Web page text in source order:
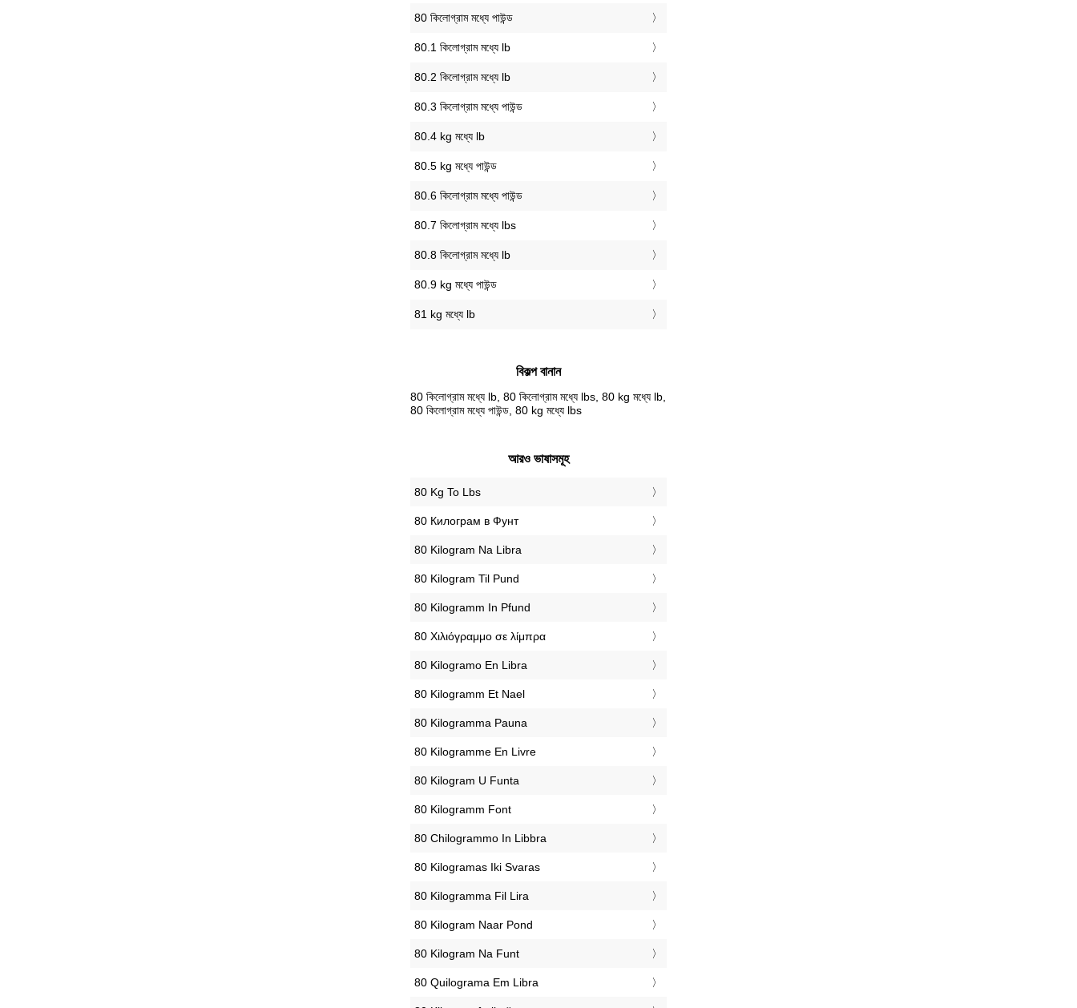
80 কিলোগ্রাম মধ্যে পাউন্ড
80.1 কিলোগ্রাম মধ্যে lb
80.2 কিলোগ্রাম মধ্যে lb
80.3 কিলোগ্রাম মধ্যে পাউন্ড
80.4 kg মধ্যে lb
80.5 kg মধ্যে পাউন্ড
80.6 কিলোগ্রাম মধ্যে পাউন্ড
80.7 কিলোগ্রাম মধ্যে lbs
80.8 কিলোগ্রাম মধ্যে lb
80.9 kg মধ্যে পাউন্ড
81 kg মধ্যে lb
বিকল্প বানান
80 কিলোগ্রাম মধ্যে lb, 80 কিলোগ্রাম মধ্যে lbs, 80 kg মধ্যে lb,
80 কিলোগ্রাম মধ্যে পাউন্ড, 80 kg মধ্যে lbs
আরও ভাষাসমূহ
‎80 Kg To Lbs
‎80 Килограм в Фунт
‎80 Kilogram Na Libra
‎80 Kilogram Til Pund
‎80 Kilogramm In Pfund
‎80 Χιλιόγραμμο σε λίμπρα
‎80 Kilogramo En Libra
‎80 Kilogramm Et Nael
‎80 Kilogramma Pauna
‎80 Kilogramme En Livre
‎80 Kilogram U Funta
‎80 Kilogramm Font
‎80 Chilogrammo In Libbra
‎80 Kilogramas Iki Svaras
‎80 Kilogramma Fil Lira
‎80 Kilogram Naar Pond
‎80 Kilogram Na Funt
‎80 Quilograma Em Libra